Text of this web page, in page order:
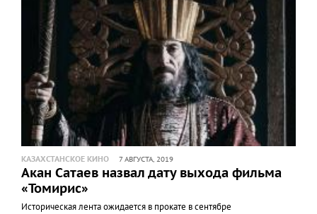
КАЗАХСТАНСКОЕ КИНО 7 АВГУСТА, 2019
Акан Сатаев назвал дату выхода фильма
«Томирис»
Историческая лента ожидается в прокате в сентябре